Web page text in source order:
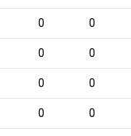
0 0
0 0
0 0
0 0